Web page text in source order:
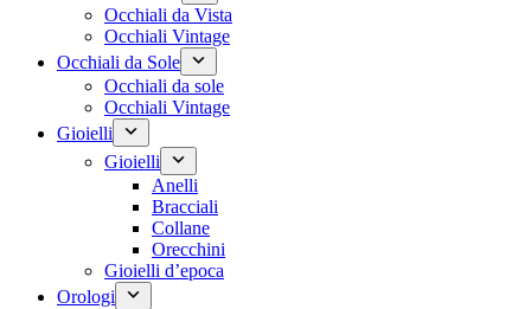
Occhiali da Vista
Occhiali Vintage
Occhiali da Sole
Occhiali da sole
Occhiali Vintage
Gioielli
Gioielli
Anelli
Bracciali
Collane
Orecchini
Gioielli d’epoca
Orologi